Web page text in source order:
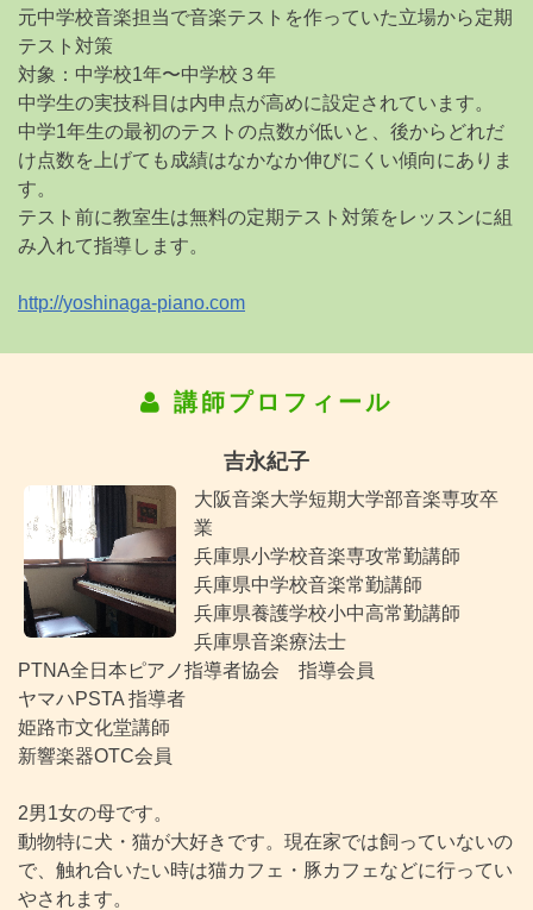
元中学校音楽担当で音楽テストを作っていた立場から定期
テスト対策
対象：中学校1年〜中学校３年
中学生の実技科目は内申点が高めに設定されています。
中学1年生の最初のテストの点数が低いと、後からどれだ
け点数を上げても成績はなかなか伸びにくい傾向にありま
す。
テスト前に教室生は無料の定期テスト対策をレッスンに組
み入れて指導します。
http://yoshinaga-piano.com
講師プロフィール
吉永紀子
大阪音楽大学短期大学部音楽専攻卒
業
兵庫県小学校音楽専攻常勤講師
兵庫県中学校音楽常勤講師
兵庫県養護学校小中高常勤講師
兵庫県音楽療法士
PTNA全日本ピアノ指導者協会 指導会員
ヤマハPSTA 指導者
姫路市文化堂講師
新響楽器OTC会員
2男1女の母です。
動物特に犬・猫が大好きです。現在家では飼っていないの
で、触れ合いたい時は猫カフェ・豚カフェなどに行ってい
やされます。